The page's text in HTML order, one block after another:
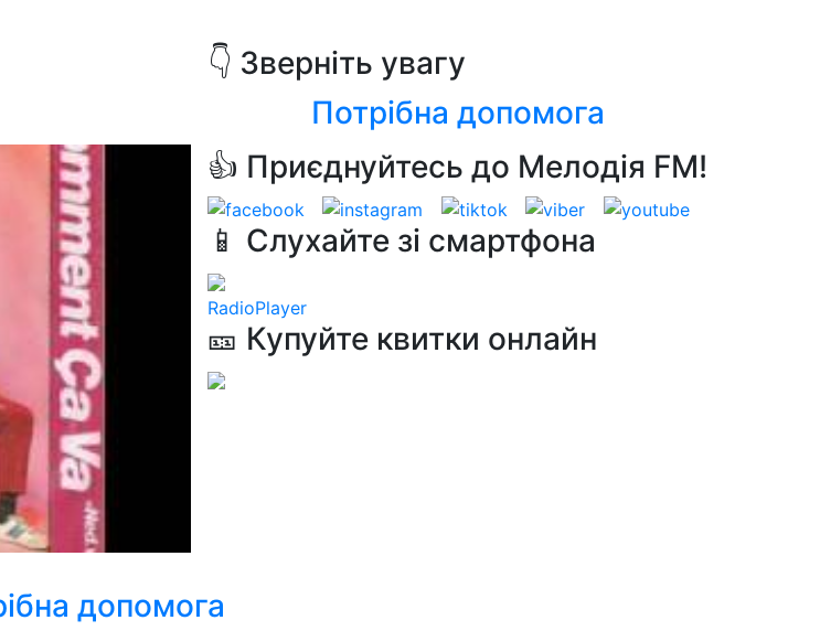
👇 Зверніть увагу
Потрібна допомога
👍 Приєднуйтесь до Мелодія FM!
📱 Слухайте зі смартфона
RadioPlayer
🎫 Купуйте квитки онлайн
допомога